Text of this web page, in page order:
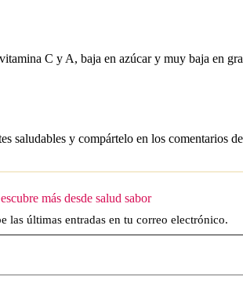
C y A, baja en azúcar y muy baja en
saludables y compártelo en los comentarios
más desde salud sabor
las últimas entradas en tu correo electrónico.